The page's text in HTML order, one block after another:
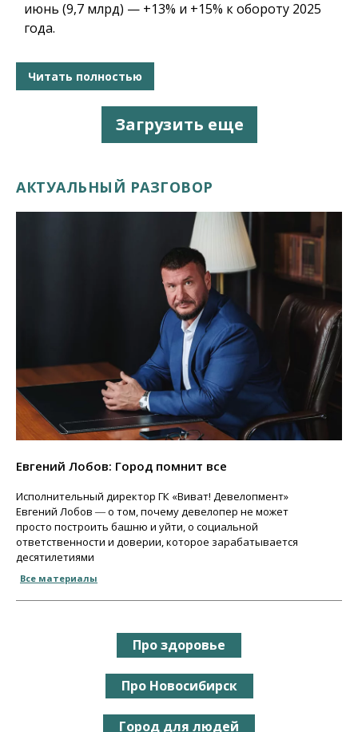
июнь (9,7 млрд) — +13% и +15% к обороту 2025
года.
Читать полностью
Загрузить еще
АКТУАЛЬНЫЙ РАЗГОВОР
Евгений Лобов: Город помнит все
Исполнительный директор ГК «Виват! Девелопмент»
Евгений Лобов ― о том, почему девелопер не может
просто построить башню и уйти, о социальной
ответственности и доверии, которое зарабатывается
десятилетиями
Все материалы
Про здоровье
Про Новосибирск
Город для людей